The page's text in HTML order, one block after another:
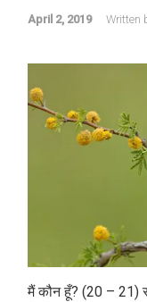
April 2, 2019 Written
मैं कौन हूँ? (20 – 21)